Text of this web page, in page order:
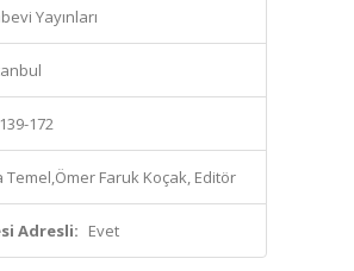
Yayınları
172
Temel,Ömer Faruk Koçak, Editör
Adresli: Evet